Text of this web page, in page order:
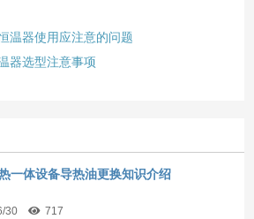
温器使用应注意的问题
器选型注意事项
一体设备导热油更换知识介绍
30 717